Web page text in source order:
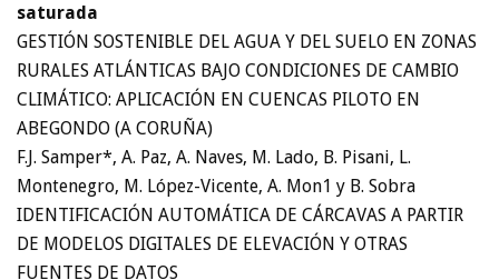
saturada
GESTIÓN SOSTENIBLE DEL AGUA Y DEL SUELO EN ZONAS
RURALES ATLÁNTICAS BAJO CONDICIONES DE CAMBIO
CLIMÁTICO: APLICACIÓN EN CUENCAS PILOTO EN
ABEGONDO (A CORUÑA)
F.J. Samper*, A. Paz, A. Naves, M. Lado, B. Pisani, L.
Montenegro, M. López-Vicente, A. Mon1 y B. Sobra
IDENTIFICACIÓN AUTOMÁTICA DE CÁRCAVAS A PARTIR
DE MODELOS DIGITALES DE ELEVACIÓN Y OTRAS
FUENTES DE DATOS